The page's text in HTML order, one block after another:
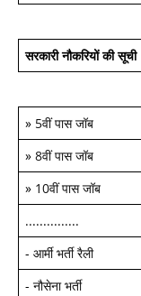
सरकारी नौकरियों की सूची
» 5वीं पास जॉब
» 8वीं पास जॉब
» 10वीं पास जॉब
...............
- आर्मी भर्ती रैली
- नौसेना भर्ती